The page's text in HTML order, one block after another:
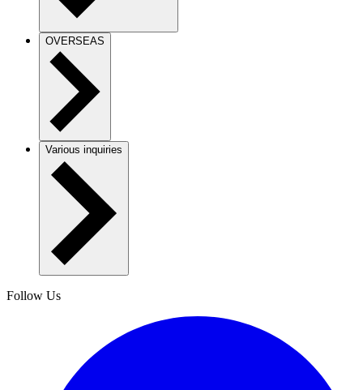
OVERSEAS
Various inquiries
Follow Us